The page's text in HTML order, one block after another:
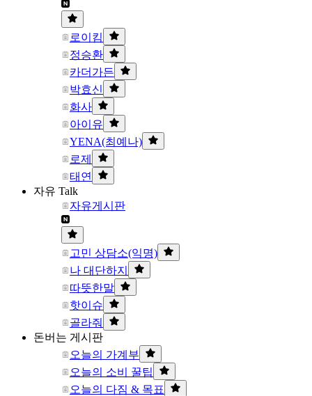
로이킴
정승환
카더가든
박효신
화사
아이유
YENA(최예나)
로제
태연
자유 Talk
자유게시판
고민 상담소(익명)
나 대단하지
따뜻한말
핫이슈
골라줘
돈버는 게시판
오늘의 가계부
오늘의 소비 꿀팁
오늘의 다짐 & 목표